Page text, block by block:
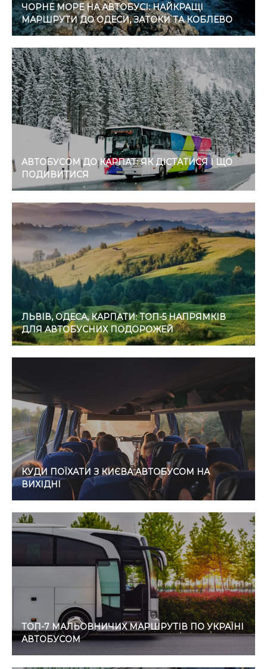
ЧОРНЕ МОРЕ НА АВТОБУСІ: НАЙКРАЩІ
МАРШРУТИ ДО ОДЕСИ, ЗАТОКИ ТА КОБЛЕВО
АВТОБУСОМ ДО КАРПАТ: ЯК ДІСТАТИСЯ І ЩО
ПОДИВИТИСЯ
ЛЬВІВ, ОДЕСА, КАРПАТИ: ТОП-5 НАПРЯМКІВ
ДЛЯ АВТОБУСНИХ ПОДОРОЖЕЙ
КУДИ ПОЇХАТИ З КИЄВА АВТОБУСОМ НА
ВИХІДНІ
ТОП-7 МАЛЬОВНИЧИХ МАРШРУТІВ ПО УКРАЇНІ
АВТОБУСОМ